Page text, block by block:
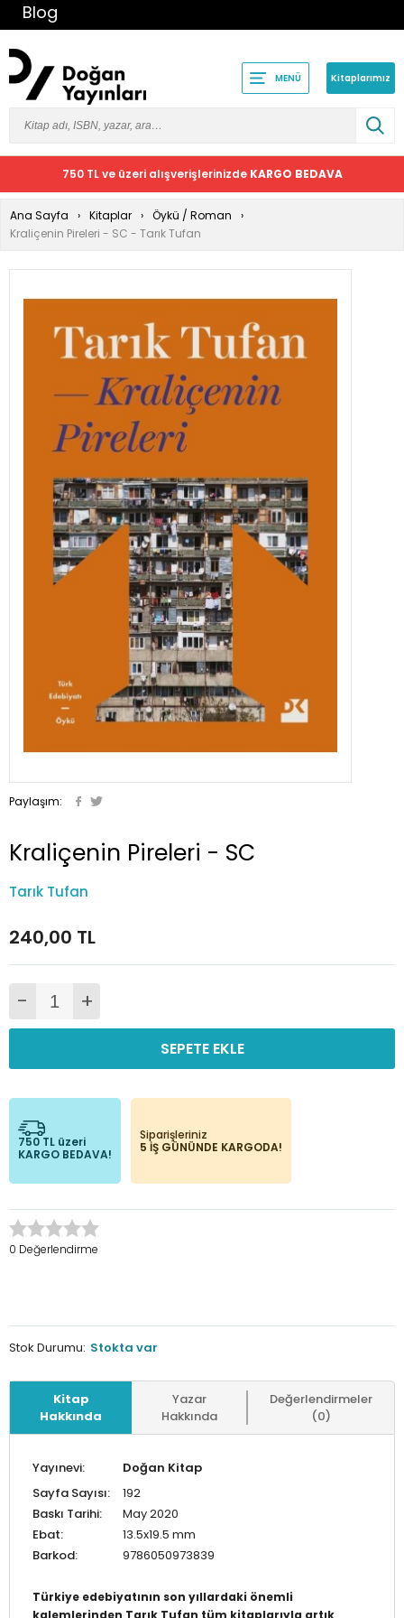
Blog
MENÜ Kitaplarımız
750 TL ve üzeri alışverişlerinizde KARGO BEDAVA
Ana Sayfa Kitaplar
Öykü / Roman
Kraliçenin Pireleri - SC - Tarık Tufan
Paylaşım:
Kraliçenin Pireleri - SC
Tarık Tufan
240,00 TL
- +
SEPETE EKLE
750 TL üzeri
KARGO BEDAVA!
Siparişleriniz
5 İŞ GÜNÜNDE KARGODA!
0 Değerlendirme
Stok Durumu: Stokta var
Kitap
Hakkında
Yazar
Hakkında
Değerlendirmeler
(0)
Yayınevi:
Doğan Kitap
Sayfa Sayısı:
192
Baskı Tarihi:
May 2020
Ebat:
13.5x19.5 mm
Barkod:
9786050973839
Türkiye edebiyatının son yıllardaki önemli